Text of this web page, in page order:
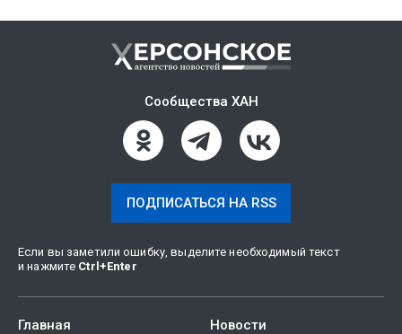
Сообщества ХАН
ПОДПИСАТЬСЯ НА RSS
Если вы заметили ошибку, выделите необходимый текст
и нажмите Ctrl +Enter
Главная
Новости